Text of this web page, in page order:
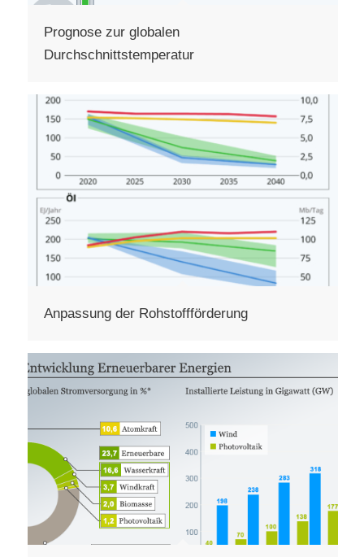
Prognose zur globalen
Durchschnittstemperatur
Anpassung der Rohstoffförderung